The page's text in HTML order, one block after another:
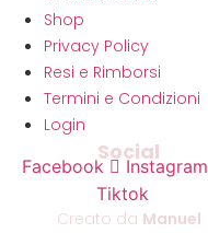
Shop
Privacy Policy
Resi e Rimborsi
Termini e Condizioni
Login
Social
Facebook
Instagram
Tiktok
Creato da Manuel